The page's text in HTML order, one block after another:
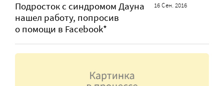
Подросток с синдромом Дауна
нашел работу, попросив
о помощи в Facebook*
16 Сен. 2016